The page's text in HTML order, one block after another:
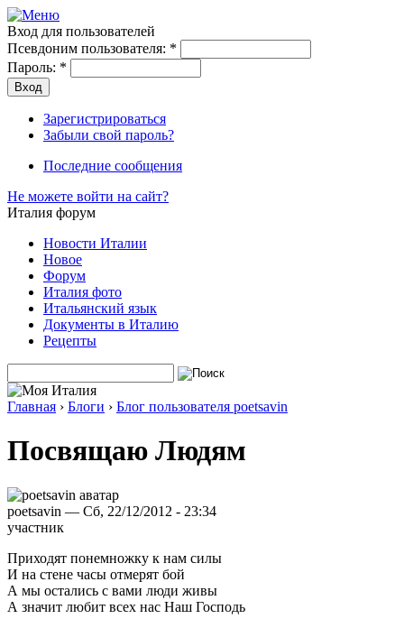
Вход для пользователей
Псевдоним пользователя: *
Пароль: *
Зарегистрироваться
Забыли свой пароль?
Последние сообщения
Не можете войти на сайт?
Италия форум
Новости Италии
Новое
Форум
Италия фото
Итальянский язык
Документы в Италию
Рецепты
Главная › Блоги › Блог пользователя poetsavin
Посвящаю Людям
poetsavin — Сб, 22/12/2012 - 23:34
участник
Приходят понемножку к нам силы
И на стене часы отмерят бой
А мы остались с вами люди живы
А значит любит всех нас Наш Господь